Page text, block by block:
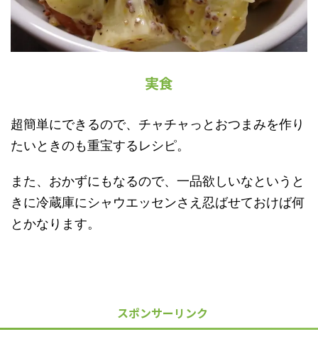
実食
超簡単にできるので、チャチャっとおつまみを作り
たいときのも重宝するレシピ。
また、おかずにもなるので、一品欲しいなというと
きに冷蔵庫にシャウエッセンさえ忍ばせておけば何
とかなります。
スポンサーリンク